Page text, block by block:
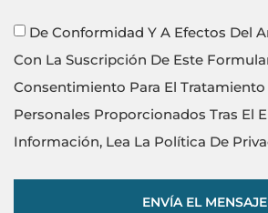
De Conformidad Y A Efectos Del
Con La Suscripción De Este
Consentimiento Para El Tratamiento
Personales Proporcionados Tras El
Información, Lea La Política De
ENVÍA EL MENSAJE